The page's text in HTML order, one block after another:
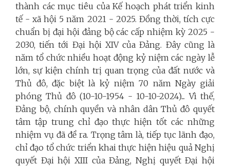
thành các mục tiêu của Kế hoạch phát triển kinh
tế - xã hội 5 năm 2021 - 2025. Đồng thời, tích cực
chuẩn bị đại hội đảng bộ các cấp nhiệm kỳ 2025 -
2030, tiến tới Đại hội XIV của Đảng. Đây cũng là
năm tổ chức nhiều hoạt động kỷ niệm các ngày lễ
lớn, sự kiện chính trị quan trọng của đất nước và
Thủ đô, đặc biệt là kỷ niệm 70 năm Ngày giải
phóng Thủ đô (10-10-1954 - 10-10-2024)... Vì thế,
Đảng bộ, chính quyền và nhân dân Thủ đô quyết
tâm tập trung chỉ đạo thực hiện tốt các những
nhiệm vụ đã đề ra. Trọng tâm là, tiếp tục lãnh đạo,
chỉ đạo tổ chức triển khai thực hiện hiệu quả Nghị
quyết Đại hội XIII của Đảng, Nghị quyết Đại hội